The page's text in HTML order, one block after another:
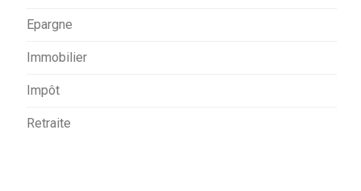
Epargne
Immobilier
Impôt
Retraite